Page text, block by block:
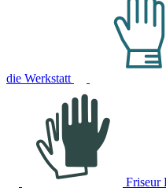
die Werkstatt
Friseur